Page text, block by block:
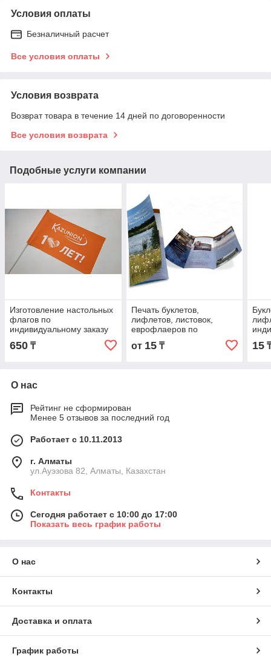
Условия оплаты
Безналичный расчет
Все условия оплаты
Условия возврата
Возврат товара в течение 14 дней по договоренности
Все условия возврата
Подобные услуги компании
Изготовление настольных
флагов по
индивидуальному заказу
650 ₸
Печать буклетов,
лифлетов, листовок,
еврофлаеров по
индивидуальному заказу
от 15₸ 15
О нас
Рейтинг не сформирован
Менее 5 отзывов за последний год
Работает с 10.11.2013
г. Алматы
ул.Ауэзова 82, Алматы, Казахстан
Контакты
Сегодня работает с 10:00 до 17:00
Показать весь график работы
О нас
Контакты
Доставка и оплата
График работы